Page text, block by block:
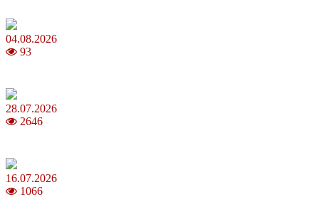
04.08.2026
93
28.07.2026
2646
16.07.2026
1066